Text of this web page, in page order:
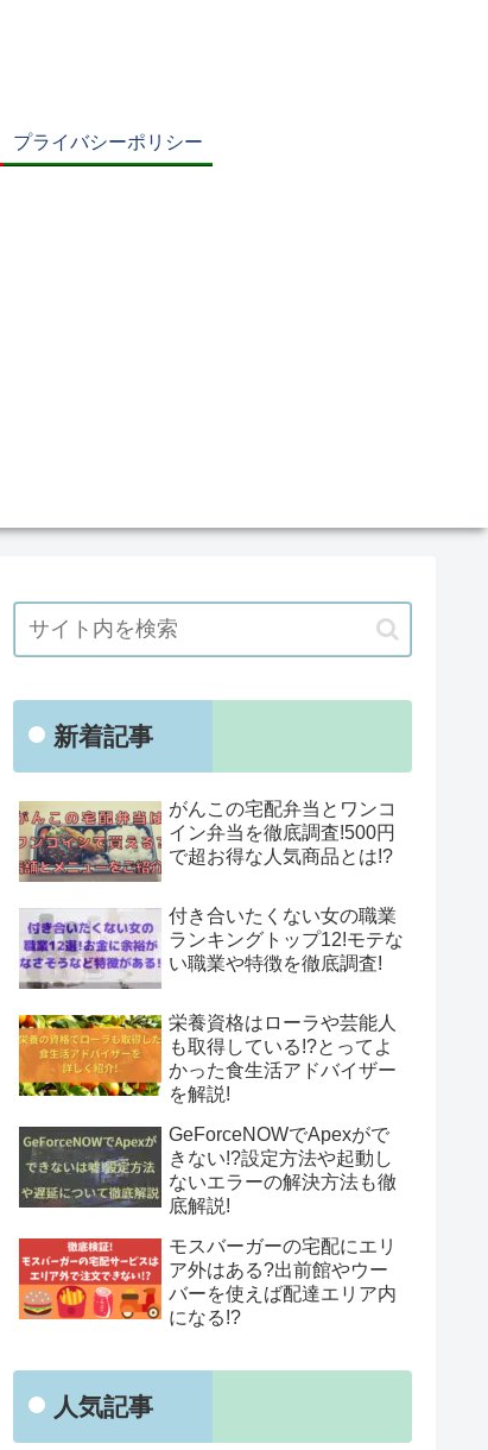
プライバシーポリシー
新着記事
がんこの宅配弁当とワンコ
イン弁当を徹底調査!500円
で超お得な人気商品とは!?
付き合いたくない女の職業
ランキングトップ12!モテな
い職業や特徴を徹底調査!
栄養資格はローラや芸能人
も取得している!?とってよ
かった食生活アドバイザー
を解説!
GeForceNOWでApexがで
きない!?設定方法や起動し
ないエラーの解決方法も徹
底解説!
モスバーガーの宅配にエリ
ア外はある?出前館やウー
バーを使えば配達エリア内
になる!?
人気記事